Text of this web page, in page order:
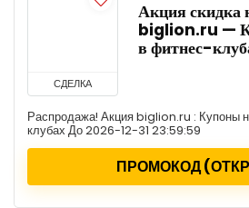
СДЕЛКА
Акция скидка
biglion.ru —
в фитнес-
Распродажа! Акция biglion.ru : Купоны
клубах До 2026-12-31 23:59:59
ПРОМОКОД